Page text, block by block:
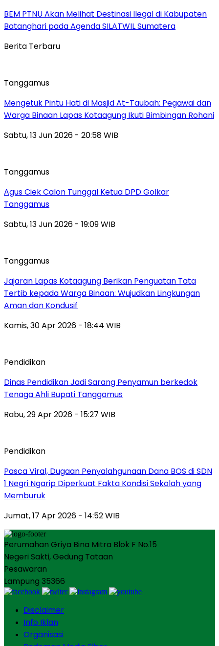
BEM PTNU Akan Melihat Destinasi Ilegal di Kabupaten
Batanghari pada Agenda SILATWIL Sumatera
Berita Terbaru
Tanggamus
Mengetuk Pintu Hati di Masjid At-Taubah: Pegawai dan
Warga Binaan Lapas Kotaagung Ikuti Bimbingan Rohani
Sabtu, 13 Jun 2026 - 20:58 WIB
Tanggamus
Agus Ciek Calon Tunggal Ketua DPD Golkar
Tanggamus
Sabtu, 13 Jun 2026 - 19:09 WIB
Tanggamus
Jajaran Lapas Kotaagung Berikan Penguatan Tata
Tertib kepada Warga Binaan: Wujudkan Lingkungan
Aman dan Kondusif
Kamis, 30 Apr 2026 - 18:44 WIB
Pendidikan
Dinas Pendidikan Jadi Sarang Penyamun berkedok
Tenaga Ahli Bupati Tanggamus
Rabu, 29 Apr 2026 - 15:27 WIB
Pendidikan
Pasca Viral, Dugaan Penyalahgunaan Dana BOS di SDN
1 Negri Ngarip Diperkuat Fakta Kondisi Sekolah yang
Memburuk
Jumat, 17 Apr 2026 - 14:52 WIB
Perumahan Griya Bina Mitra Blok F No.15
Negeri Sakti, Gedung Tataan
Pesawaran
Lampung 35366
Disclaimer
Info Iklan
Organisasi